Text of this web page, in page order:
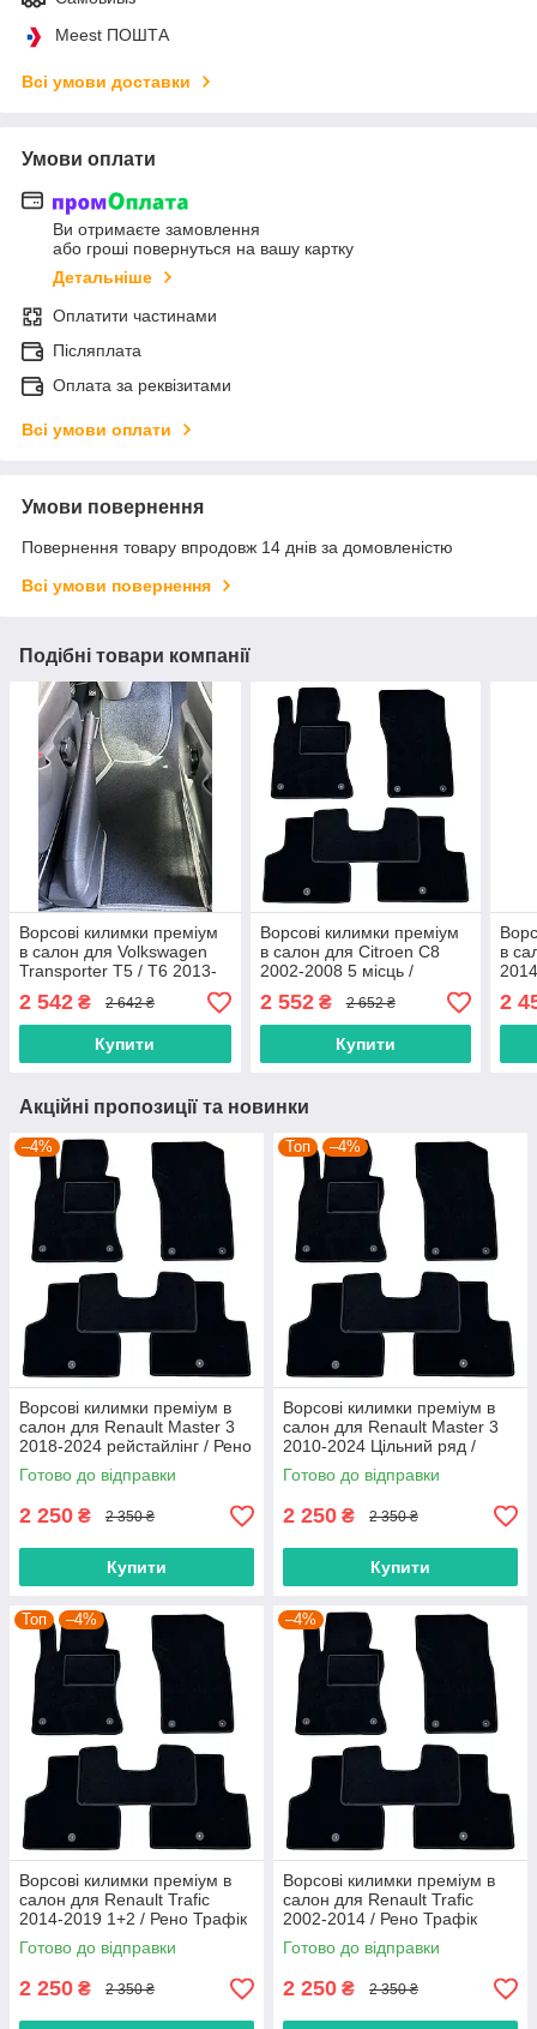
Meest ПОШТА
Всі умови доставки
Умови оплати
Ви отримаєте замовлення
або гроші повернуться на вашу картку
Детальніше
Оплатити частинами
Післяплата
Оплата за реквізитами
Всі умови оплати
Умови повернення
Повернення товару впродовж 14 днів за домовленістю
Всі умови повернення
Подібні товари компанії
Ворсові килимки преміум
в салон для Volkswagen
Transporter T5 / T6 2013-
2020 (з вухом між
сидіннями) / Фольксваген
Т5
2 542 ₴ 2 642 ₴
Купити
Ворсові килимки преміум
в салон для Citroen С8
2002-2008 5 місць /
Сітроєн С8 килимки
2 552₴ 2 652 ₴
Купити
в
2
Акційні пропозиції та новинки
–4%
Ворсові килимки преміум в
салон для Renault Master 3
2018-2024 рейстайлінг / Рено
Мастер 3 килимки
Готово до відправки
2 250 ₴ 2 350 ₴
Купити
Топ –4%
Ворсові килимки преміум в
салон для Renault Master 3
2010-2024 Цільний ряд /
Рено Мастер 3 килимки
Готово до відправки
2 250 ₴ 2 350 ₴
Купити
Топ –4%
Ворсові килимки преміум в
салон для Renault Trafic
2014-2019 1+2 / Рено Трафік
килимки
Готово до відправки
2 250 ₴ 2 350 ₴
–4%
Ворсові килимки преміум в
салон для Renault Trafic
2002-2014 / Рено Трафік
килимки
Готово до відправки
2 250 ₴ 2 350 ₴